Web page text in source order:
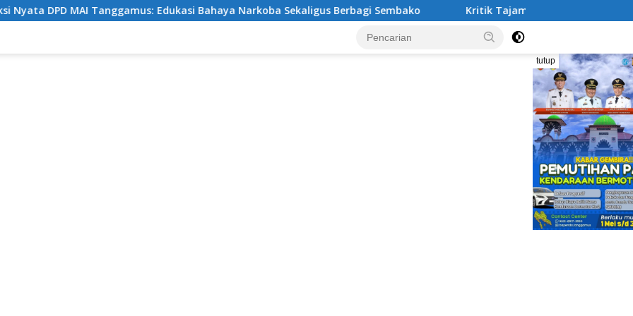
DPD MAI Tanggamus: Edukasi Bahaya Narkoba Sekaligus Berbagi Sembako Kritik Tajam Sekda Tanggamus: Tukin
tutup